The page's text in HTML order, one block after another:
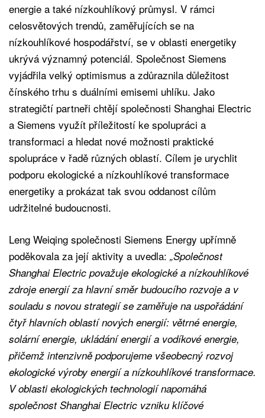
energie a také nízkouhlíkový průmysl. V rámci
celosvětových trendů, zaměřujících se na
nízkouhlíkové hospodářství, se v oblasti energetiky
ukrývá významný potenciál. Společnost Siemens
vyjádřila velký optimismus a zdůraznila důležitost
čínského trhu s duálními emisemi uhlíku. Jako
strategičtí partneři chtějí společnosti Shanghai Electric
a Siemens využít příležitostí ke spolupráci a
transformaci a hledat nové možnosti praktické
spolupráce v řadě různých oblastí. Cílem je urychlit
podporu ekologické a nízkouhlíkové transformace
energetiky a prokázat tak svou oddanost cílům
udržitelné budoucnosti.
Leng Weiqing společnosti Siemens Energy upřímně
poděkovala za její aktivity a uvedla: „Společnost
Shanghai Electric považuje ekologické a nízkouhlíkové
zdroje energií za hlavní směr budoucího rozvoje a v
souladu s novou strategií se zaměřuje na uspořádání
čtyř hlavních oblastí nových energií: větrné energie,
solární energie, ukládání energií a vodíkové energie,
přičemž intenzivně podporujeme všeobecný rozvoj
ekologické výroby energií a nízkouhlíkové transformace.
V oblasti ekologických technologií napomáhá
společnost Shanghai Electric vzniku klíčové